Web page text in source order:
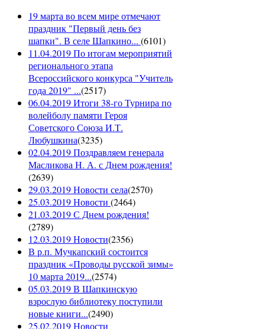
19 марта во всем мире отмечают
праздник "Первый день без
шапки". В селе Шапкино... (6101)
11.04.2019 По итогам мероприятий
регионального этапа
Всероссийского конкурса "Учитель
года 2019" ...(2517)
06.04.2019 Итоги 38-го Турнира по
волейболу памяти Героя
Советского Союза И.Т.
Любушкина(3235)
02.04.2019 Поздравляем генерала
Масликова Н. А. с Днем рождения!
(2639)
29.03.2019 Новости села(2570)
25.03.2019 Новости (2464)
21.03.2019 С Днем рождения!
(2789)
12.03.2019 Новости(2356)
В р.п. Мучкапский состоится
праздник «Проводы русской зимы»
10 марта 2019...(2574)
05.03.2019 В Шапкинскую
взрослую библиотеку поступили
новые книги...(2490)
25.02.2019 Новости